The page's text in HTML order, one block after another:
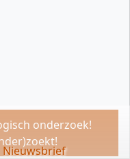
onderzoek!
Nieuwsbrief